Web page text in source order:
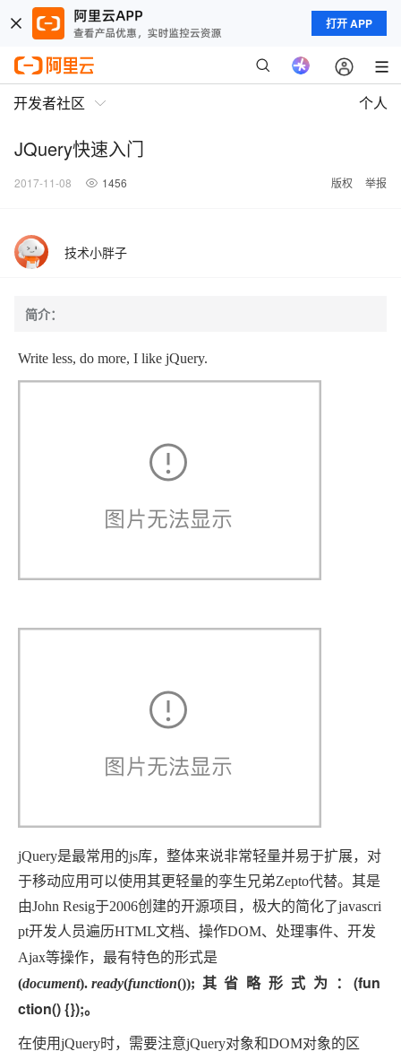
打开 APP
开发者社区 个人
JQuery快速入门
2017-11-08 1456 版权 举报
技术小胖子
简介：
Write less, do more, I like jQuery.
jQuery是最常用的js库，整体来说非常轻量并易于扩展，对
于移动应用可以使用其更轻量的孪生兄弟Zepto代替。其是
由John Resig于2006创建的开源项目，极大的简化了javascri
pt开发人员遍历HTML文档、操作DOM、处理事件、开发
Ajax等操作，最有特色的形式是
(document). ready(function()); 其 省 略 形 式 为 ：
(fun
ction() {});。
在使用jQuery时，需要注意jQuery对象和DOM对象的区